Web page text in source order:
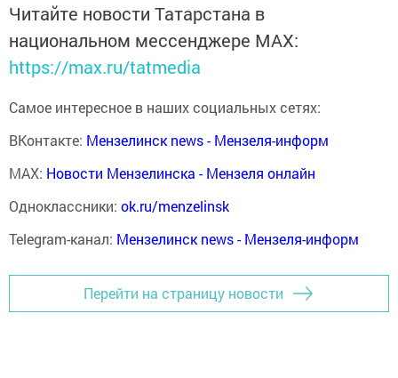
Читайте новости Татарстана в
национальном мессенджере MАХ:
https://max.ru/tatmedia
Самое интересное в наших социальных сетях:
ВКонтакте: Мензелинск news - Мензеля-информ
MAX: Новости Мензелинска - Мензеля онлайн
Одноклассники: ok.ru/menzelinsk
Telegram-канал: Мензелинск news - Мензеля-информ
Перейти на страницу новости